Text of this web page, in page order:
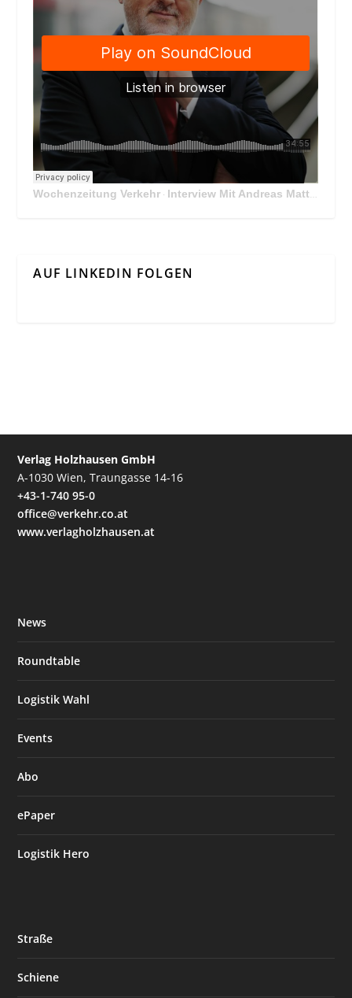
Wochenzeitung Verkehr · Interview Mit Andreas Matthä, CEO der ÖBB Holding
AUF LINKEDIN FOLGEN
Verlag Holzhausen GmbH
A-1030 Wien, Traungasse 14-16
+43-1-740 95-0
office@verkehr.co.at
www.verlagholzhausen.at
News
Roundtable
Logistik Wahl
Events
Abo
ePaper
Logistik Hero
Straße
Schiene